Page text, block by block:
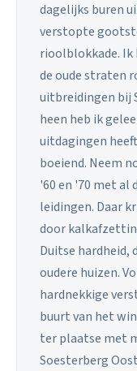
dagelijks buren
verstopte
rioolblokkade. Ik
de oude straten
uitbreidingen bij
heen heb ik
uitdagingen
boeiend. Neem
'60 en '70 met al
leidingen. Daar
door
Duitse hardheid,
oudere huizen.
hardnekkige
buurt van het
ter plaatse met
Soesterberg